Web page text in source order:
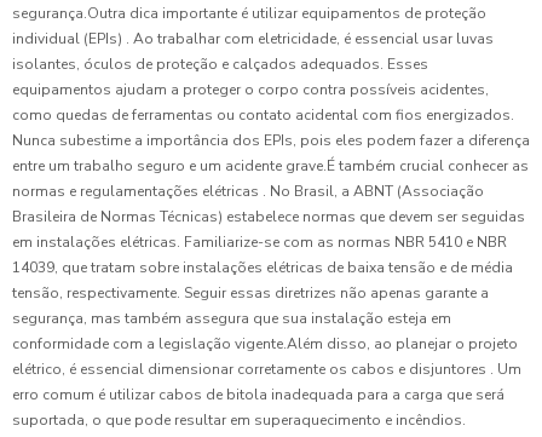
segurança.Outra dica importante é utilizar equipamentos de proteção
individual (EPIs) . Ao trabalhar com eletricidade, é essencial usar luvas
isolantes, óculos de proteção e calçados adequados. Esses
equipamentos ajudam a proteger o corpo contra possíveis acidentes,
como quedas de ferramentas ou contato acidental com fios energizados.
Nunca subestime a importância dos EPIs, pois eles podem fazer a diferença
entre um trabalho seguro e um acidente grave.É também crucial conhecer as
normas e regulamentações elétricas . No Brasil, a ABNT (Associação
Brasileira de Normas Técnicas) estabelece normas que devem ser seguidas
em instalações elétricas. Familiarize-se com as normas NBR 5410 e NBR
14039, que tratam sobre instalações elétricas de baixa tensão e de média
tensão, respectivamente. Seguir essas diretrizes não apenas garante a
segurança, mas também assegura que sua instalação esteja em
conformidade com a legislação vigente.Além disso, ao planejar o projeto
elétrico, é essencial dimensionar corretamente os cabos e disjuntores . Um
erro comum é utilizar cabos de bitola inadequada para a carga que será
suportada, o que pode resultar em superaquecimento e incêndios.